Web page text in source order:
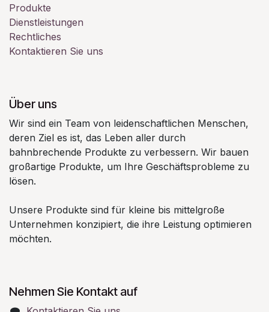
Produkte
Dienstleistungen
Rechtliches
Kontaktieren Sie uns
Über uns
Wir sind ein Team von leidenschaftlichen Menschen,
deren Ziel es ist, das Leben aller durch
bahnbrechende Produkte zu verbessern. Wir bauen
großartige Produkte, um Ihre Geschäftsprobleme zu
lösen.
Unsere Produkte sind für kleine bis mittelgroße
Unternehmen konzipiert, die ihre Leistung optimieren
möchten.
Nehmen Sie Kontakt auf